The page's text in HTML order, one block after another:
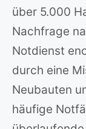
über 5.000
Nachfrage
Notdienst
durch eine
Neubauten
häufige